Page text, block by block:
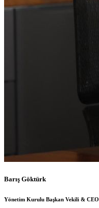
Barış Göktürk
Yönetim Kurulu Başkan Vekili & CEO